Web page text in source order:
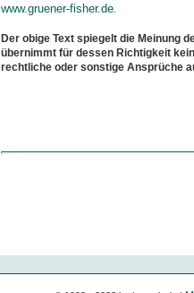
www.gruener-fisher.de
Der obige Text spiegelt die Meinung
übernimmt für dessen Richtigkeit
rechtliche oder sonstige Ansprüche